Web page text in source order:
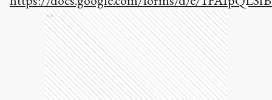
Ads